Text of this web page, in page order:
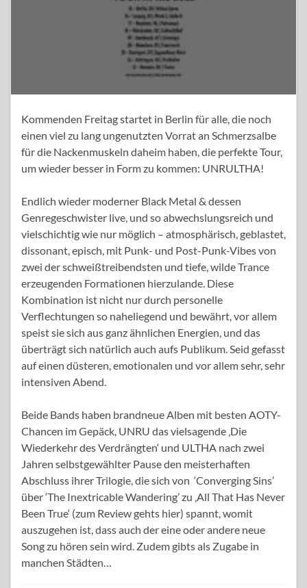
Kommenden Freitag startet in Berlin für alle, die noch
einen viel zu lang ungenutzten Vorrat an Schmerzsalbe
für die Nackenmuskeln daheim haben, die perfekte Tour,
um wieder besser in Form zu kommen: UNRULTHA!
Endlich wieder moderner Black Metal & dessen
Genregeschwister live, und so abwechslungsreich und
vielschichtig wie nur möglich – atmosphärisch, geblastet,
dissonant, episch, mit Punk- und Post-Punk-Vibes von
zwei der schweißtreibendsten und tiefe, wilde Trance
erzeugenden Formationen hierzulande. Diese
Kombination ist nicht nur durch personelle
Verflechtungen so naheliegend und bewährt, vor allem
speist sie sich aus ganz ähnlichen Energien, und das
überträgt sich natürlich auch aufs Publikum. Seid gefasst
auf einen düsteren, emotionalen und vor allem sehr, sehr
intensiven Abend.
Beide Bands haben brandneue Alben mit besten AOTY-
Chancen im Gepäck, UNRU das vielsagende ‚Die
Wiederkehr des Verdrängten‘ und ULTHA nach zwei
Jahren selbstgewählter Pause den meisterhaften
Abschluss ihrer Trilogie, die sich von ‘Converging Sins’
über ‘The Inextricable Wandering’ zu ‚All That Has Never
Been True‘ (zum Review gehts hier) spannt, womit
auszugehen ist, dass auch der eine oder andere neue
Song zu hören sein wird. Zudem gibts als Zugabe in
manchen Städten…